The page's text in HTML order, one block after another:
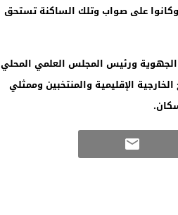
على صواب وتلك الساكنة تستحق
ورئيس المجلس العلمي المحلي
الإقليمية والمنتخبين وممثلي
.